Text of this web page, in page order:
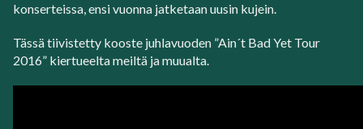
konserteissa, ensi vuonna jatketaan uusin kujein.
Tässä tiivistetty kooste juhlavuoden ”Ain´t Bad Yet Tour
2016” kiertueelta meiltä ja muualta.